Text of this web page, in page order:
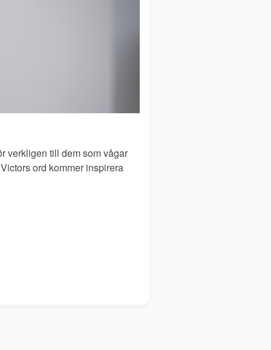
verkligen till dem som vågar
ord kommer inspirera